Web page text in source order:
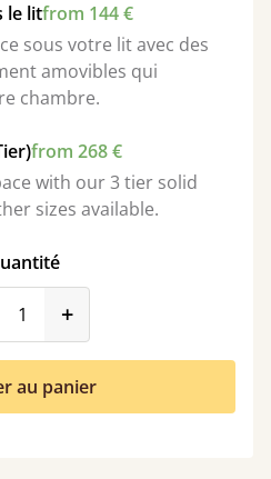
le litfrom 144 €
sous votre lit avec des
amovibles qui
chambre.
from 268 €
with our 3 tier solid
sizes available.
+
au panier